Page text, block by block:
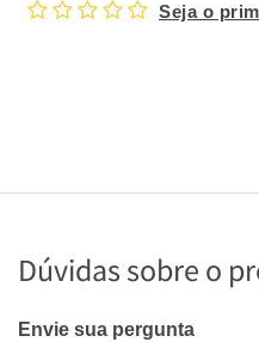
Seja o
Dúvidas sobre o
Envie sua pergunta